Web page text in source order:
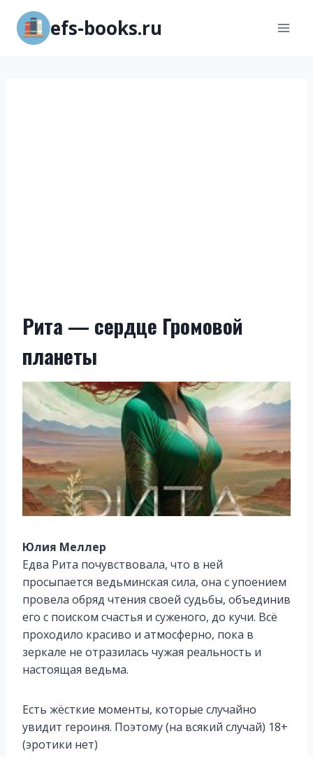
Перейти
содержимому
efs-books.ru
Рита — сердце Громовой
планеты
Юлия Меллер
Едва Рита почувствовала, что в ней
просыпается ведьминская сила, она с упоением
провела обряд чтения своей судьбы, объединив
его с поиском счастья и суженого, до кучи. Всё
проходило красиво и атмосферно, пока в
зеркале не отразилась чужая реальность и
настоящая ведьма.
Есть жёсткие моменты, которые случайно
увидит героиня. Поэтому (на всякий случай) 18+
(эротики нет)